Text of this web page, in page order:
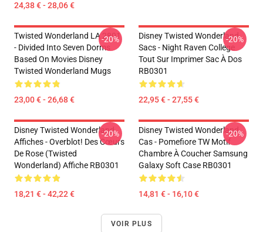
24,38 € - 28,06 €
Twisted Wonderland LA 2801
- Divided Into Seven Dorms
Based On Movies Disney
Twisted Wonderland Mugs
23,00 € - 26,68 €
-20%
Disney Twisted Wonderland
Sacs - Night Raven College
Tout Sur Imprimer Sac À Dos
RB0301
22,95 € - 27,55 €
-20%
Disney Twisted Wonderland
Affiches - Overblot! Des Cœurs
De Rose (Twisted
Wonderland) Affiche RB0301
18,21 € - 42,22 €
-20%
Disney Twisted Wonderland
Cas - Pomefiore TW Motif
Chambre À Coucher Samsung
Galaxy Soft Case RB0301
14,81 € - 16,10 €
-20%
VOIR PLUS